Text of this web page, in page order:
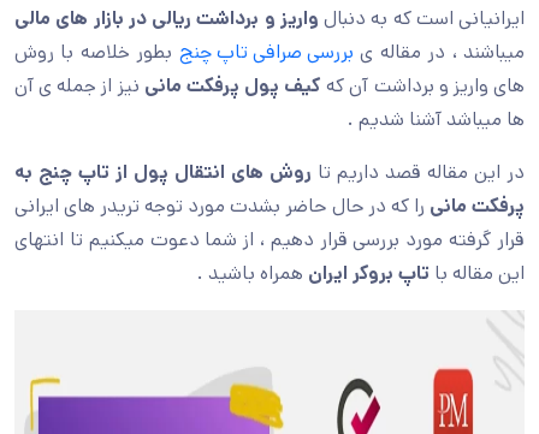
ایرانیانی است که به دنبال واریز و برداشت ریالی در بازار های مالی
میباشند ، در مقاله ی بررسی صرافی تاپ چنج بطور خلاصه با روش
های واریز و برداشت آن که کیف پول پرفکت مانی نیز از جمله ی آن
ها میباشد آشنا شدیم .
در این مقاله قصد داریم تا روش های انتقال پول از تاپ چنج به
پرفکت مانی را که در حال حاضر بشدت مورد توجه تریدر های ایرانی
قرار گرفته مورد بررسی قرار دهیم ، از شما دعوت میکنیم تا انتهای
این مقاله با تاپ بروکر ایران همراه باشید .